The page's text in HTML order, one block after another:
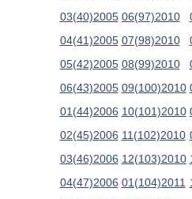
03(40)2005
04(41)2005
05(42)2005
06(43)2005
01(44)2006
02(45)2006
03(46)2006
04(47)2006
06(97)2010
07(98)2010
08(99)2010
09(100)2010
10(101)2010
11(102)2010
12(103)2010
01(104)2011